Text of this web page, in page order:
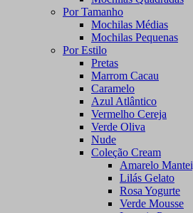
Por Tamanho
Mochilas Médias
Mochilas Pequenas
Por Estilo
Pretas
Marrom Cacau
Caramelo
Azul Atlântico
Vermelho Cereja
Verde Oliva
Nude
Coleção Cream
Amarelo
Lilás Gelato
Rosa Yogurte
Verde Mousse